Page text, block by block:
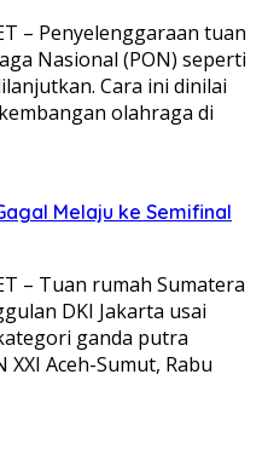
– Penyelenggaraan tuan
Nasional (PON) seperti
Cara ini dinilai
olahraga di
Melaju ke Semifinal
– Tuan rumah Sumatera
DKI Jakarta usai
ganda putra
Aceh-Sumut, Rabu